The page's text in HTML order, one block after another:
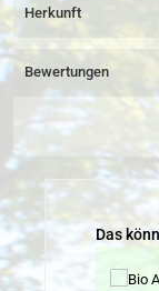
Herkunft
Bewertungen
Das